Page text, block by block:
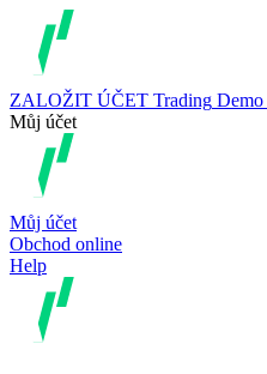
ZALOŽIT ÚČET Trading Demo
Můj účet
Můj účet
Obchod online
Help